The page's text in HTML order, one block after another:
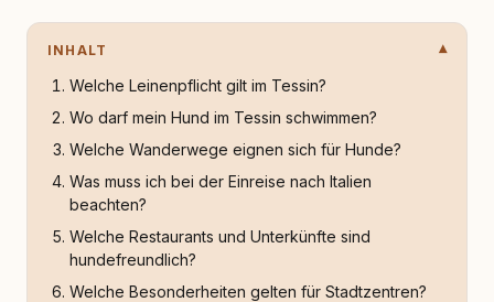
INHALT
Welche Leinenpflicht gilt im Tessin?
Wo darf mein Hund im Tessin schwimmen?
Welche Wanderwege eignen sich für Hunde?
Was muss ich bei der Einreise nach Italien
beachten?
Welche Restaurants und Unterkünfte sind
hundefreundlich?
Welche Besonderheiten gelten für Stadtzentren?